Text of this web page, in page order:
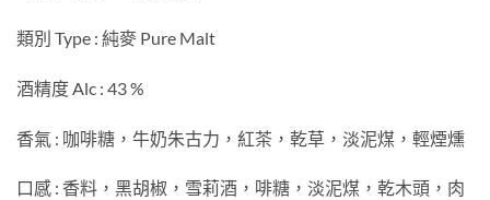
類別 Type : 純麥 Pure Malt
酒精度 Alc : 43 %
香氣 : 咖啡糖，牛奶朱古力，紅茶，乾草，淡泥煤，輕煙燻
口感 : 香料，黑胡椒，雪莉酒，啡糖，淡泥煤，乾木頭，肉